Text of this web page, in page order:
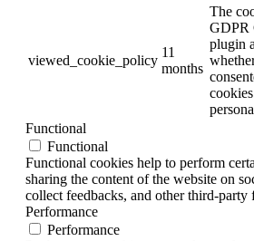
viewed_cookie_policy
11
months
The
GDPR
plugin
Functional
Functional
Functional cookies help to perform
sharing the content of the website on
collect feedbacks, and other third-party
Performance
Performance